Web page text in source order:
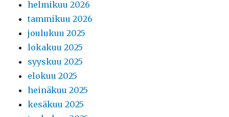
helmikuu 2026
tammikuu 2026
joulukuu 2025
lokakuu 2025
syyskuu 2025
elokuu 2025
heinäkuu 2025
kesäkuu 2025